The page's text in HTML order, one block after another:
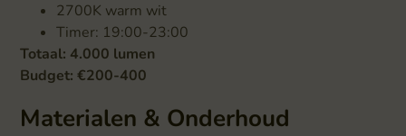
2700K warm wit
Timer: 19:00-23:00
Totaal: 4.000 lumen
Budget: €200-400
Materialen & Onderhoud